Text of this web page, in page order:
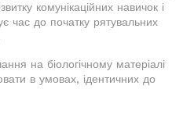
комунікаційних навичок і
час до початку рятувальних
на біологічному матеріалі
в умовах, ідентичних до